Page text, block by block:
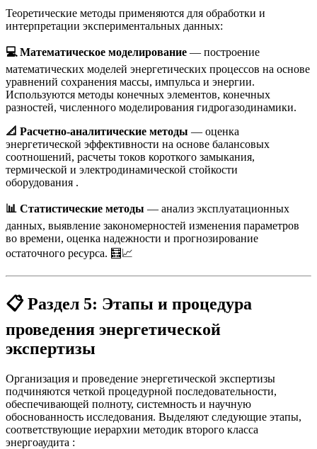
Теоретические методы применяются для обработки и
интерпретации экспериментальных данных:
💻 Математическое моделирование — построение
математических моделей энергетических процессов на основе
уравнений сохранения массы, импульса и энергии.
Используются методы конечных элементов, конечных
разностей, численного моделирования гидрогазодинамики.
📐 Расчетно-аналитические методы — оценка
энергетической эффективности на основе балансовых
соотношений, расчеты токов короткого замыкания,
термической и электродинамической стойкости
оборудования .
📊 Статистические методы — анализ эксплуатационных
данных, выявление закономерностей изменения параметров
во времени, оценка надежности и прогнозирование
остаточного ресурса. 🧮📈
📋Раздел 5: Этапы и процедура
проведения энергетической
экспертизы
Организация и проведение энергетической экспертизы
подчиняются четкой процедурной последовательности,
обеспечивающей полноту, системность и научную
обоснованность исследования. Выделяют следующие этапы,
соответствующие иерархии методик второго класса
энергоаудита :